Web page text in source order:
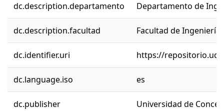
dc.description.departamento Departamento de
dc.description.facultad Facultad de Ingeniería
dc.identifier.uri https://
dc.language.iso es
dc.publisher Universidad de